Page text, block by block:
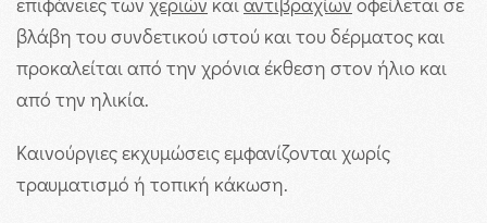
βλάβη του συνδετικού ιστού και του δέρματος και
προκαλείται από την χρόνια έκθεση στον ήλιο και
από την ηλικία.
Καινούργιες εκχυμώσεις εμφανίζονται χωρίς
τραυματισμό ή τοπική κάκωση.